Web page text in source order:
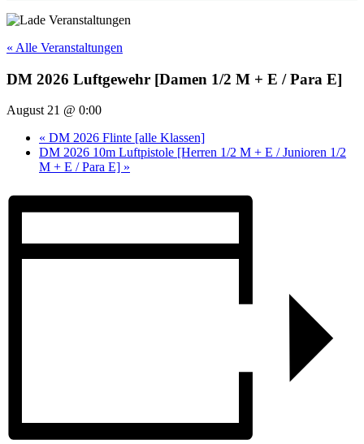
« Alle Veranstaltungen
DM 2026 Luftgewehr [Damen 1/2 M + E / Para E]
August 21 @ 0:00
« DM 2026 Flinte [alle Klassen]
DM 2026 10m Luftpistole [Herren 1/2 M + E / Junioren 1/2
M + E / Para E] »